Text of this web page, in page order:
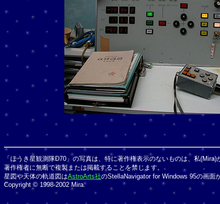
「ほうき星観測隊D70」の写真は、特に著作権表示のないものは、私(Mira)
著作権者に無断で複製または掲載することを禁じます。
星図や天体の軌道図はAstroArts社のStellaNavigator for Windows 95の画面
Copyright © 1998-2002 Mira.